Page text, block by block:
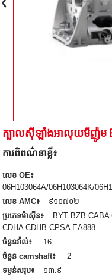
ក្បាលស៊ីឡាំងអាលុយមីញ៉ូម
ការពិពណ៌នាខ្លី៖
លេខ OE៖
06H103064A/06H103064K/
លេខ AMC៖
៩១០៧០២
ប្រភេទម៉ាស៊ីន៖
BYT BZB CABA
CDHA CDHB CPSA EA888
ចំនួនវ៉ាល់៖
16
ចំនួន camshaft៖
2
ទម្ងន់សរុប៖
១៣.៩